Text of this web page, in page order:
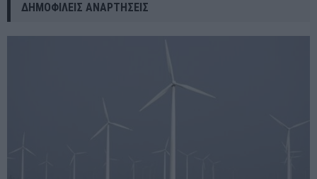
ΔΗΜΟΦΙΛΕΊΣ ΑΝΑΡΤΉΣΕΙΣ